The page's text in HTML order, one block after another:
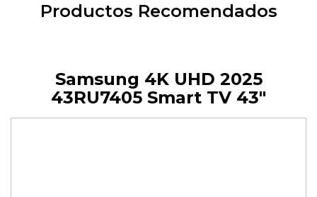
Productos Recomendados
Samsung 4K UHD 2025
43RU7405 Smart TV 43″